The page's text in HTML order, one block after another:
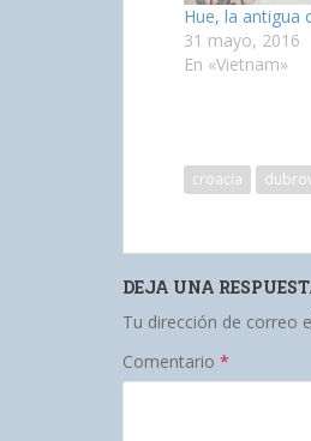
Hue, la antigua
31 mayo, 2016
En «Vietnam»
croacia
DEJA UNA
Tu dirección de correo
Comentario *